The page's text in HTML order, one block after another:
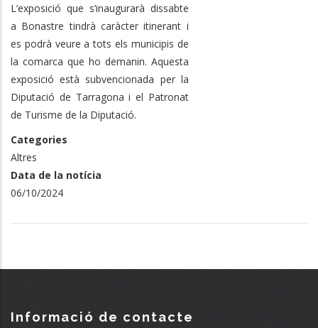
L’exposició que s’inaugurarà dissabte
a Bonastre tindrà caràcter itinerant i
es podrà veure a tots els municipis de
la comarca que ho demanin. Aquesta
exposició està subvencionada per la
Diputació de Tarragona i el Patronat
de Turisme de la Diputació.
Categories
Altres
Data de la notícia
06/10/2024
Informació de contacte